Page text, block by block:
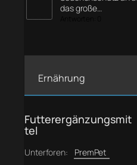
das große…
Ernährung
Futterergänzungsmit
tel
Unterforen: PremPet